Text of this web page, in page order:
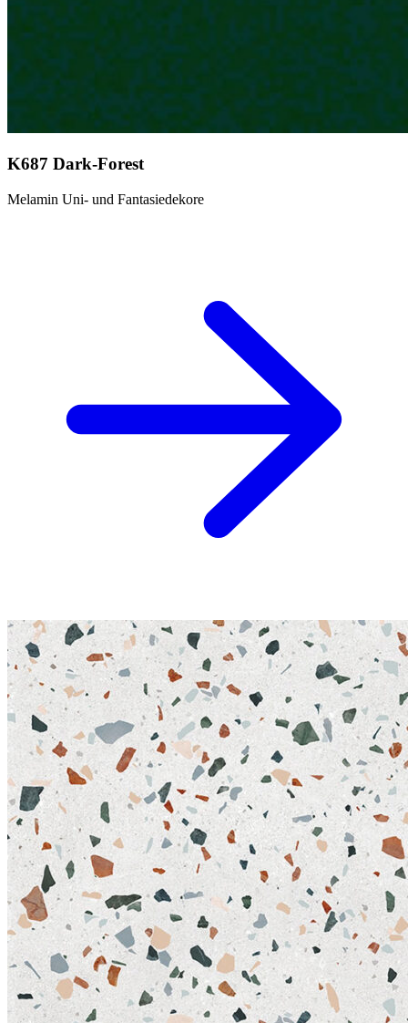
K687 Dark-Forest
Melamin Uni- und Fantasiedekore